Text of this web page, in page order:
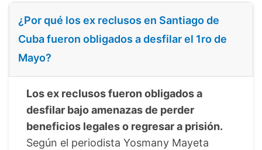
¿Por qué los ex reclusos en Santiago de
Cuba fueron obligados a desfilar el 1ro de
Mayo?
Los ex reclusos fueron obligados a
desfilar bajo amenazas de perder
beneficios legales o regresar a prisión.
Según el periodista Yosmany Mayeta